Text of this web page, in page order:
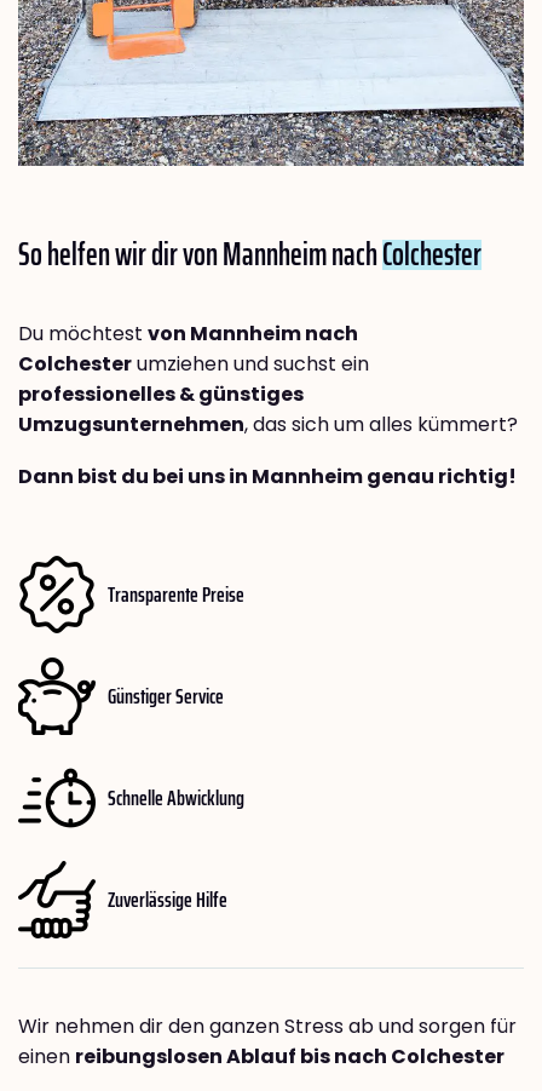
So helfen wir dir von Mannheim nachColchester
Du möchtest von Mannheim nach
Colchesterumziehen und suchst ein
professionelles & günstiges
Umzugsunternehmen, das sich um alles kümmert?
Dann bist du bei uns in Mannheim genau richtig!
Transparente Preise
Günstiger Service
Schnelle Abwicklung
Zuverlässige Hilfe
Wir nehmen dir den ganzen Stress ab und sorgen für
einen reibungslosen Ablauf bis nach Colchester